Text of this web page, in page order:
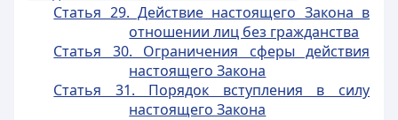
Статья 29. Действие настоящего Закона в
отношении лиц без гражданства
Статья 30. Ограничения сферы действия
настоящего Закона
Статья 31. Порядок вступления в силу
настоящего Закона